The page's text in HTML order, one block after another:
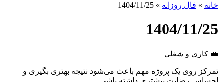
خانه » فال روزانه »
1404/11/25
1404/11/25
💼 کاری و شغلی
تمرکز روی یک پروژه مهم باعث می‌شود نتیجه بهتری بگیری و
احساس رضایت بیشتری داشته باشی.